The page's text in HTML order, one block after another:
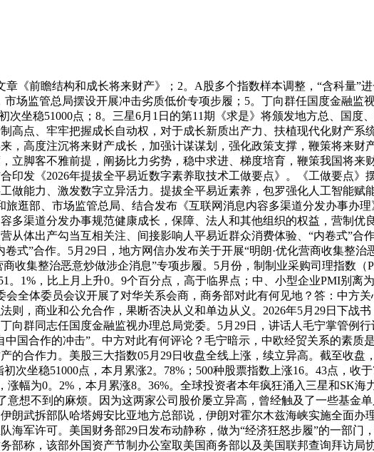
前瞻结构和成长将来财产》；2。A股多个指数样本调整，“含科量”
场监管总局摆设开展冲击劣质低价专项步履；5。丁向群任国度金融监
坐稳51000点；8。三星6月1日的第11期《求是》将颁发地方总、国度
高点、牢牢把握成长自动权，对于成长新质出产力、扶植现代化财产系
，高度注沉将来财产成长，加强计谋谋划，强化政策支撑，鞭策将来财
立脚客不雅前提，阐扬比力劣势，稳中求进、梯度培育，鞭策我国将来
印发《2026年提拔全平易近数字素养取技术工做要点》。《工做要点》
能力、激发数字立异活力。提拔全平易近素养，包罗强化人工智能赋
逛部、市场监管总局、结合发布《互联网消息内容多渠道分发办事办理
多渠道分发办事规范健康成长，保障、法人和其他组织的权益，营制优
从体出产勾当互相关注、间接影响人平易近群众消费体验、“内卷式”合
式”合作。5月29日，地方网信办发布关于开展“明朗·优化营商收集整治
收集整治恶意炒做涉企消息”专项步履。5月份，制制业采购司理指数（
1%，比上月上升0。9个百分点，高于临界点；中、小型企业PMI别离为
全体委员会议开展了对华关系会商，商务部对此有何见地？答：中方关
则，商业和公允合作，果断否决从义和单边从义。2026年5月29日下战
群同志任国度金融监视办理总局党委。5月29日，讲话人毛宁掌管例行
国合作的冲击”。中方对此有何评论？毛宁暗示，中欧经贸关系的素质
的合作力。美股三大指数05月29日收盘全线上涨，续立异高。截至收盘
次坐稳51000点，本月累涨2。78%；500种股票指数上涨16。43点，收于
涨幅为0。2%，本月累涨8。36%。全球投资者本年疯狂涌入三星和SK海
意想不到的麻烦。因为这两家公司股价屡立异高，曾经触及了一些基金
朗武拆部队哈塔姆安比亚地方总部说，伊朗对霍尔木兹海峡实施全面办
海军许可。美国财务部29日发布动静称，做为“经济狂怒步履”的一部门
部称，该部外国资产节制办公室取美国商务部以及美国联邦查询拜访局